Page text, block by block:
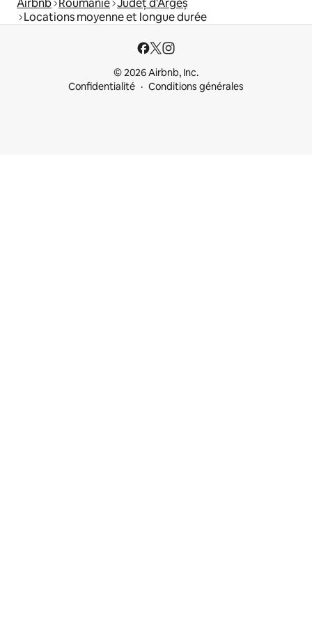
Airbnb Roumanie Județ d'Argeș
Locations moyenne et longue durée
© 2026 Airbnb, Inc.
Confidentialité
Conditions générales